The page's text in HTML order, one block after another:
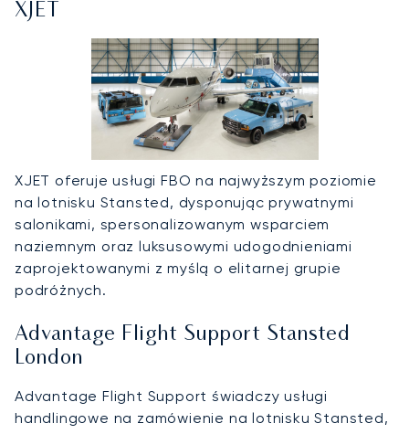
XJET
XJET oferuje usługi FBO na najwyższym poziomie
na lotnisku Stansted, dysponując prywatnymi
salonikami, spersonalizowanym wsparciem
naziemnym oraz luksusowymi udogodnieniami
zaprojektowanymi z myślą o elitarnej grupie
podróżnych.
Advantage Flight Support Stansted
London
Advantage Flight Support świadczy usługi
handlingowe na zamówienie na lotnisku Stansted,